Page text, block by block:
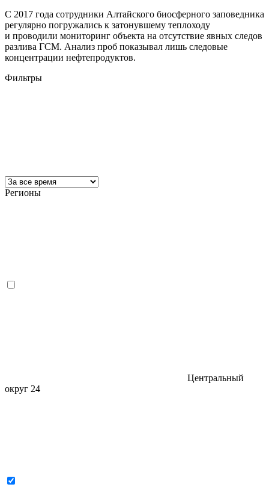
С 2017 года сотрудники Алтайского биосферного заповедника
регулярно погружались к затонувшему теплоходу
и проводили мониторинг объекта на отсутствие явных следов
разлива ГСМ. Анализ проб показывал лишь следовые
концентрации нефтепродуктов.
Фильтры
Регионы
Центральный
округ 24